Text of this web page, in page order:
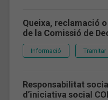
Queixa, reclamació
de la Comissió de
Informació
Responsabilitat
d’iniciativa social